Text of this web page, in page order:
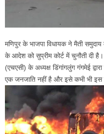
मणिपुर के भाजपा विधायक ने मैती
के आदेश को सुप्रीम कोर्ट में चुनौती दी है।
(एचएसी) के अध्यक्ष डिंगांगलुंग गंगमेई
एक जनजाति नहीं है और इसे कभी भी इस